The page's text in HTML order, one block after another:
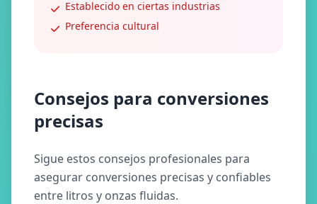
Establecido en ciertas industrias
Preferencia cultural
Consejos para conversiones
precisas
Sigue estos consejos profesionales para
asegurar conversiones precisas y confiables
entre litros y onzas fluidas.